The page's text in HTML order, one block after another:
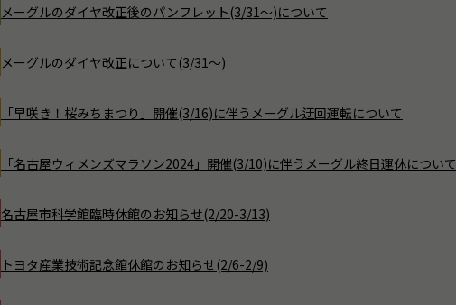
メーグルのダイヤ改正後のパンフレット(3/31～)について
メーグルのダイヤ改正について(3/31～)
「早咲き！桜みちまつり」開催(3/16)に伴うメーグル迂回運転について
「名古屋ウィメンズマラソン2024」開催(3/10)に伴うメーグル終日運休について
名古屋市科学館臨時休館のお知らせ(2/20-3/13)
トヨタ産業技術記念館休館のお知らせ(2/6-2/9)